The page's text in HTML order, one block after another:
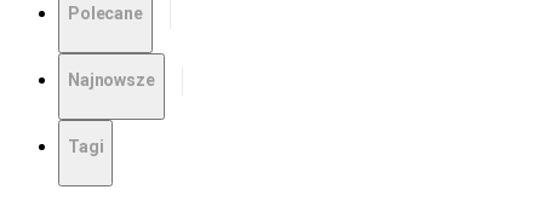
Polecane
Najnowsze
Tagi